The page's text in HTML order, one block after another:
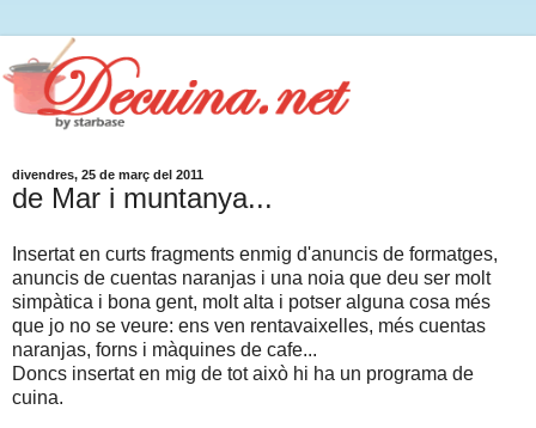
divendres, 25 de març del 2011
de Mar i muntanya...
Insertat en curts fragments enmig d'anuncis de formatges,
anuncis de cuentas naranjas i una noia que deu ser molt
simpàtica i bona gent, molt alta i potser alguna cosa més
que jo no se veure: ens ven rentavaixelles, més cuentas
naranjas, forns i màquines de cafe...
Doncs insertat en mig de tot això hi ha un programa de
cuina.